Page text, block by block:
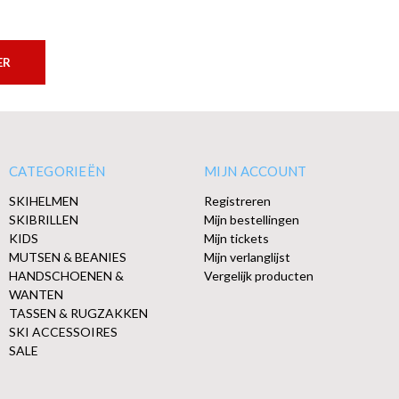
CATEGORIEËN
SKIHELMEN
SKIBRILLEN
KIDS
MUTSEN & BEANIES
HANDSCHOENEN &
WANTEN
TASSEN & RUGZAKKEN
SKI ACCESSOIRES
SALE
MIJN ACCOUNT
Registreren
Mijn bestellingen
Mijn tickets
Mijn verlanglijst
Vergelijk producten